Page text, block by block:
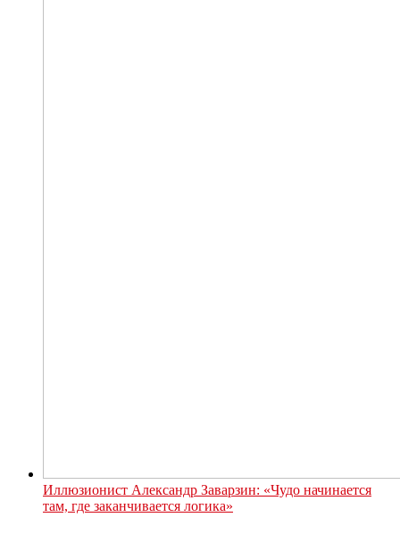
Иллюзионист Александр Заварзин: «Чудо начинается
там, где заканчивается логика»